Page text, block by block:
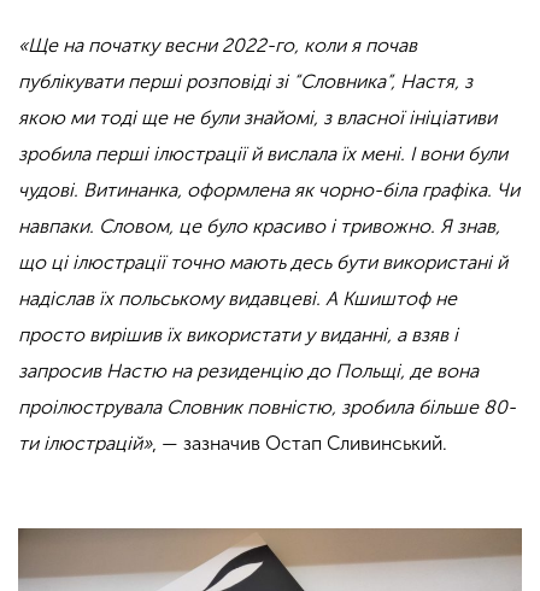
«Ще на початку весни 2022-го, коли я почав
публікувати перші розповіді зі “Словника”, Настя, з
якою ми тоді ще не були знайомі, з власної ініціативи
зробила перші ілюстрації й вислала їх мені. І вони були
чудові. Витинанка, оформлена як чорно-біла графіка. Чи
навпаки. Словом, це було красиво і тривожно. Я знав,
що ці ілюстрації точно мають десь бути використані й
надіслав їх польському видавцеві. А Кшиштоф не
просто вирішив їх використати у виданні, а взяв і
запросив Настю на резиденцію до Польщі, де вона
проілюструвала Словник повністю, зробила більше 80-
ти ілюстрацій», — зазначив Остап Сливинський.